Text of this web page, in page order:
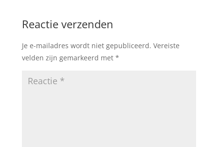
Reactie verzenden
Je e-mailadres wordt niet gepubliceerd. Vereiste
velden zijn gemarkeerd met *